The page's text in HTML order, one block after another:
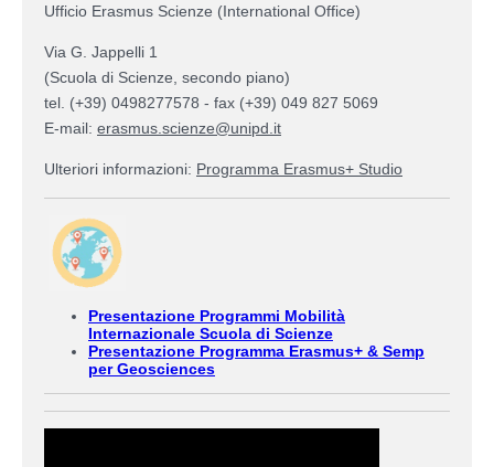
Ufficio Erasmus Scienze (International Office)
Via G. Jappelli 1
(Scuola di Scienze, secondo piano)
tel. (+39) 0498277578 - fax (+39) 049 827 5069
E-mail: erasmus.scienze@unipd.it
Ulteriori informazioni: Programma Erasmus+ Studio
Presentazione Programmi Mobilità
Internazionale Scuola di Scienze
Presentazione Programma Erasmus+ & Semp
per Geosciences